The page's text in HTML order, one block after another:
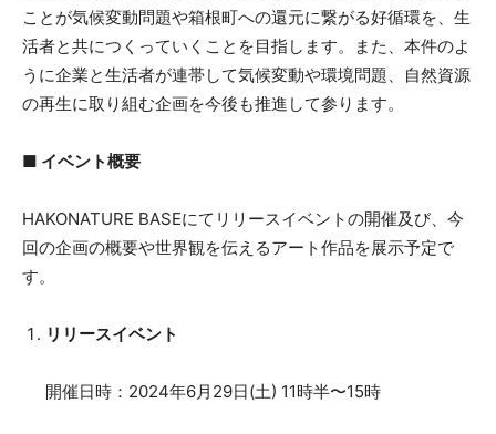
ことが気候変動問題や箱根町への還元に繋がる好循環を、生
活者と共につくっていくことを目指します。また、本件のよ
うに企業と生活者が連帯して気候変動や環境問題、自然資源
の再生に取り組む企画を今後も推進して参ります。
■ イベント概要
HAKONATURE BASEにてリリースイベントの開催及び、今
回の企画の概要や世界観を伝えるアート作品を展示予定で
す。
リリースイベント
開催日時：2024年6月29日(土) 11時半〜15時